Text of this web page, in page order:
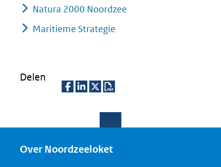
Natura 2000 Noordzee
Maritieme Strategie
Delen
e
e
e
n
Over Noordzeeloket